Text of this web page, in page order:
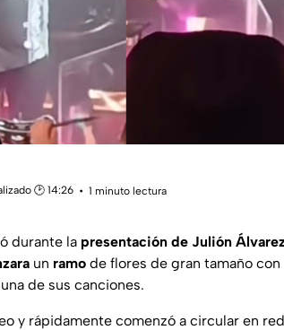
🕑 14:26
1 minuto lectura
durante la presentación de Julión Álvarez
un ramo de flores de gran tamaño
de sus canciones.
y rápidamente comenzó a circular en